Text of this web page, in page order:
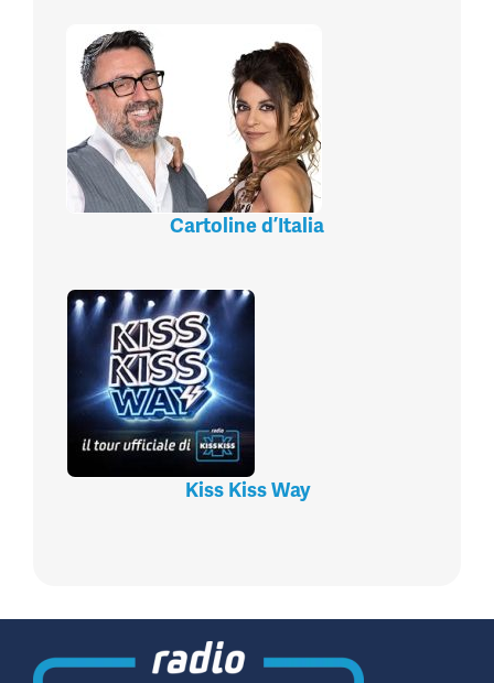
Cartoline d’Italia
Kiss Kiss Way